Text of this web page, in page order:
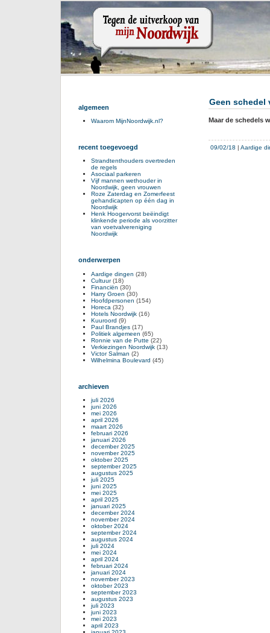
Geen schedel
Maar de schedels
09/02/18 | Aardige
algemeen
Waarom MijnNoordwijk.nl?
recent toegevoegd
Strandtenthouders overtreden
de regels
Asociaal parkeren
Vijf mannen wethouder in
Noordwijk, geen vrouwen
Roze Zaterdag en Zomerfeest
gehandicapten op één dag in
Noordwijk
Henk Hoogervorst beëindigt
klinkende periode als voorzitter
van voetvalvereniging
Noordwijk
onderwerpen
Aardige dingen (28)
Cultuur(18)
Financiën (30)
Harry Groen (30)
Hoofdpersonen (154)
Horeca (32)
Hotels Noordwijk (16)
Kuuroord (9)
Paul Brandjes (17)
Politiek algemeen (65)
Ronnie van de Putte (22)
Verkiezingen Noordwijk (13)
Victor Salman (2)
Wilhelmina Boulevard (45)
archieven
juli 2026
juni 2026
mei 2026
april 2026
maart 2026
februari 2026
januari 2026
december 2025
november 2025
oktober 2025
september 2025
augustus 2025
juli 2025
juni 2025
mei 2025
april 2025
januari 2025
december 2024
november 2024
oktober 2024
september 2024
augustus 2024
juli 2024
mei 2024
april 2024
februari 2024
januari 2024
november 2023
oktober 2023
september 2023
augustus 2023
juli 2023
juni 2023
mei 2023
april 2023